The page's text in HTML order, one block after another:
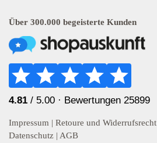
Über 300.000 begeisterte Kunden
4.81 / 5.00 · Bewertungen 25899
Impressum | Retoure und Widerrufsrecht
Datenschutz | AGB